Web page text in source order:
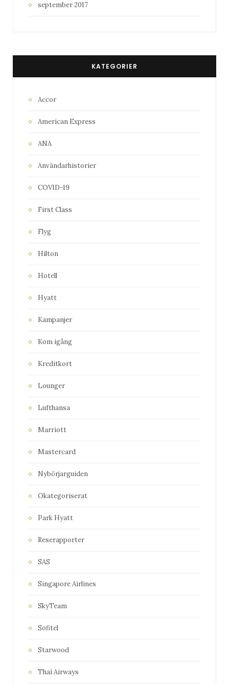
september 2017
KATEGORIER
Accor
American Express
ANA
Användarhistorier
COVID-19
First Class
Flyg
Hilton
Hotell
Hyatt
Kampanjer
Kom igång
Kreditkort
Lounger
Lufthansa
Marriott
Mastercard
Nybörjarguiden
Okategoriserat
Park Hyatt
Reserapporter
SAS
Singapore Airlines
SkyTeam
Sofitel
Starwood
Thai Airways